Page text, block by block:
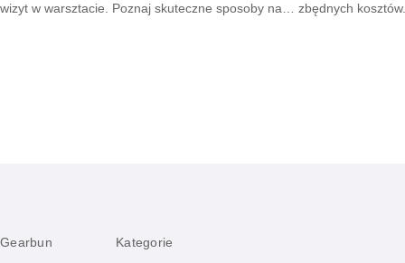
wizyt w warsztacie. Poznaj skuteczne sposoby na
zbędnych
Gearbun Kategorie